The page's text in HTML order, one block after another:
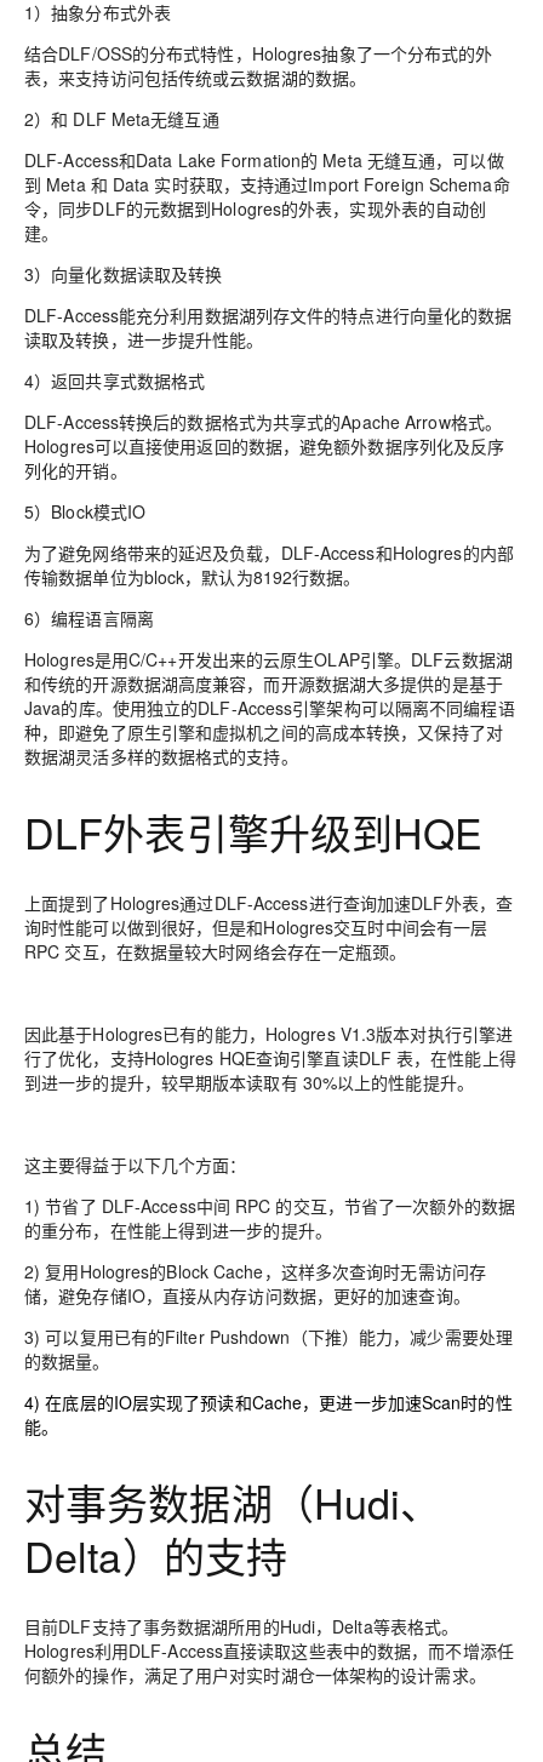
1）抽象分布式外表
结合DLF/OSS的分布式特性，Hologres抽象了一个分布式的外
表，来支持访问包括传统或云数据湖的数据。
2）和 DLF Meta无缝互通
DLF-Access和Data Lake Formation的 Meta 无缝互通，可以做
到 Meta 和 Data 实时获取，支持通过Import Foreign Schema命
令，同步DLF的元数据到Hologres的外表，实现外表的自动创
建。
3）向量化数据读取及转换
DLF-Access能充分利用数据湖列存文件的特点进行向量化的数据
读取及转换，进一步提升性能。
4）返回共享式数据格式
DLF-Access转换后的数据格式为共享式的Apache Arrow格式。
Hologres可以直接使用返回的数据，避免额外数据序列化及反序
列化的开销。
5）Block模式IO
为了避免网络带来的延迟及负载，DLF-Access和Hologres的内部
传输数据单位为block，默认为8192行数据。
6）编程语言隔离
Hologres是用C/C++开发出来的云原生OLAP引擎。DLF云数据湖
和传统的开源数据湖高度兼容，而开源数据湖大多提供的是基于
Java的库。使用独立的DLF-Access引擎架构可以隔离不同编程语
种，即避免了原生引擎和虚拟机之间的高成本转换，又保持了对
数据湖灵活多样的数据格式的支持。
DLF外表引擎升级到HQE
上面提到了Hologres通过DLF-Access进行查询加速DLF外表，查
询时性能可以做到很好，但是和Hologres交互时中间会有一层
RPC 交互，在数据量较大时网络会存在一定瓶颈。
因此基于Hologres已有的能力，Hologres V1.3版本对执行引擎进
行了优化， 支持Hologres HQE查询引擎直读DLF 表，在性能上得
到进一步的提升，较早期版本读取有 30%以上的性能提升。
这主要得益于以下几个方面：
1) 节省了 DLF-Access中间 RPC 的交互，节省了一次额外的数据
的重分布，在性能上得到进一步的提升。
2) 复用Hologres的Block Cache，这样多次查询时无需访问存
储，避免存储IO，直接从内存访问数据，更好的加速查询。
3) 可以复用已有的Filter Pushdown（下推）能力，减少需要处理
的数据量。
4) 在底层的IO层实现了预读和Cache，更进一步加速Scan时的性
能。
对事务数据湖（Hudi、
Delta）的支持
目前DLF支持了事务数据湖所用的Hudi，Delta等表格式。
Hologres利用DLF-Access直接读取这些表中的数据，而不增添任
何额外的操作，满足了用户对实时湖仓一体架构的设计需求。